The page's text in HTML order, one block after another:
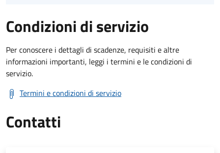
Condizioni di servizio
Per conoscere i dettagli di scadenze, requisiti e altre
informazioni importanti, leggi i termini e le condizioni di
servizio.
Termini e condizioni di servizio
Contatti